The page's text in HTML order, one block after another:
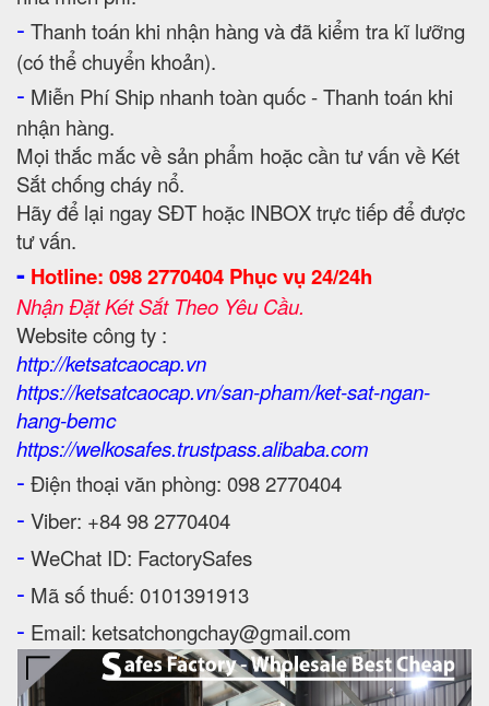
- Thanh toán khi nhận hàng và đã kiểm tra kĩ lưỡng
(có thể chuyển khoản).
- Miễn Phí Ship nhanh toàn quốc - Thanh toán khi
nhận hàng.
Mọi thắc mắc về sản phẩm hoặc cần tư vấn về Két
Sắt chống cháy nổ.
Hãy để lại ngay SĐT hoặc INBOX trực tiếp để được
tư vấn.
- Hotline: 098 2770404 Phục vụ 24/24h
Nhận Đặt Két Sắt Theo Yêu Cầu.
Website công ty :
http://ketsatcaocap.vn
https://ketsatcaocap.vn/san-pham/ket-sat-ngan-
hang-bemc
https://welkosafes.trustpass.alibaba.com
- Điện thoại văn phòng: 098 2770404
- Viber: +84 98 2770404
- WeChat ID: FactorySafes
- Mã số thuế: 0101391913
- Email: ketsatchongchay@gmail.com